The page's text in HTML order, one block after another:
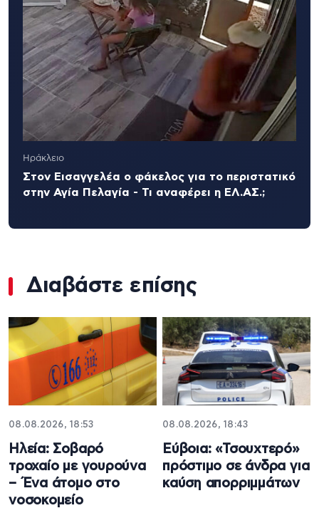
Ηράκλειο
Στον Εισαγγελέα ο φάκελος για το περιστατικό
στην Αγία Πελαγία - Τι αναφέρει η ΕΛ.ΑΣ.;
Διαβάστε επίσης
08.08.2026, 18:53
Ηλεία: Σοβαρό
τροχαίο με γουρούνα
– Ένα άτομο στο
νοσοκομείο
08.08.2026, 18:43
Εύβοια: «Τσουχτερό»
πρόστιμο σε άνδρα για
καύση απορριμμάτων